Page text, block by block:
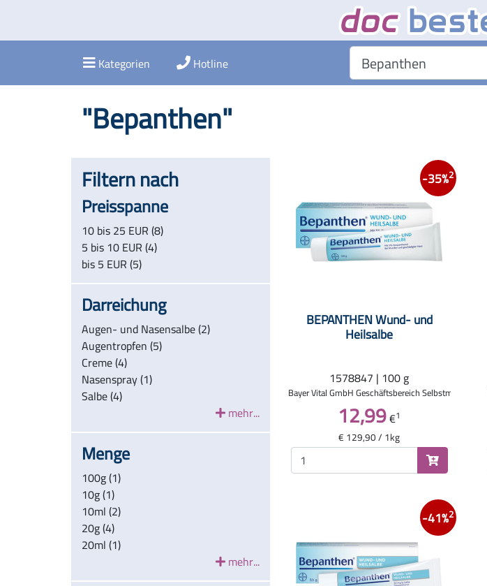
Kategorien Hotline
"Bepanthen"
Filtern nach
Preisspanne
10 bis 25 EUR (8)
5 bis 10 EUR (4)
bis 5 EUR (5)
Darreichung
Augen- und Nasensalbe (2)
Augentropfen (5)
Creme (4)
Nasenspray (1)
Salbe (4)
mehr...
Menge
100g (1)
10g (1)
10ml (2)
20g (4)
20ml (1)
mehr...
-35%2
BEPANTHEN Wund- und
Heilsalbe
1578847 | 100 g
Bayer Vital GmbH Geschäftsbereich Selbstmedikation
12,99€1
€ 129,90 / 1kg
-41%2